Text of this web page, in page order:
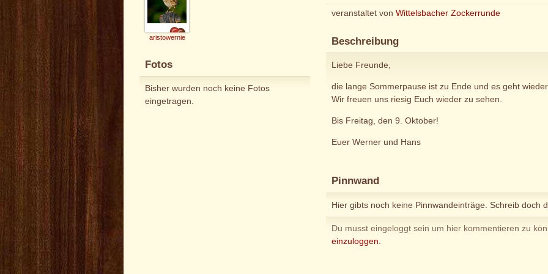
aristowernie
Fotos
Bisher wurden noch keine Fotos
eingetragen.
veranstaltet von Wittelsbacher Zockerrunde
Beschreibung
Liebe Freunde,
die lange Sommerpause ist zu Ende und es geht
Wir freuen uns riesig Euch wieder zu sehen.
Bis Freitag, den 9. Oktober!
Euer Werner und Hans
Pinnwand
Hier gibts noch keine Pinnwandeinträge. Schreib doch
Du musst eingeloggt sein um hier kommentieren zu
einzuloggen.